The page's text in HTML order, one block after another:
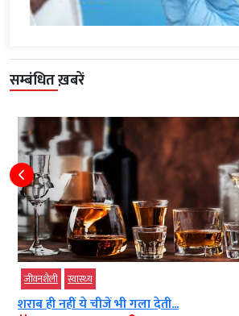
सम्बंधित ख़बरें
जीवनशैली स्‍वास्‍थ्‍य
विटामिन K की कमी से होता बीमारीयों का...